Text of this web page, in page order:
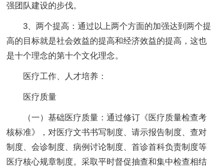
强团队建设的步伐。
3、两个提高：通过以上两个方面的加强达到两个提
高的目标就是社会效益的提高和经济效益的提高，这也
是十个理念的第十个文化理念。
医疗工作、人才培养：
医疗质量
（一）基础医疗质量：通过修订《医疗质量检查考
核标准》，对医疗文书书写制度、请示报告制度、查对
制度、会诊制度、病例讨论制度、首诊首科负责制度等
医疗核心规章制度。采取平时督促抽查和集中检查相结